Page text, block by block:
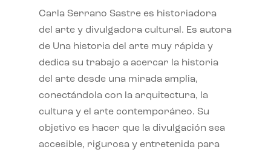
Carla Serrano Sastre es historiadora
del arte y divulgadora cultural. Es autora
de Una historia del arte muy rápida y
dedica su trabajo a acercar la historia
del arte desde una mirada amplia,
conectándola con la arquitectura, la
cultura y el arte contemporáneo. Su
objetivo es hacer que la divulgación sea
accesible, rigurosa y entretenida para